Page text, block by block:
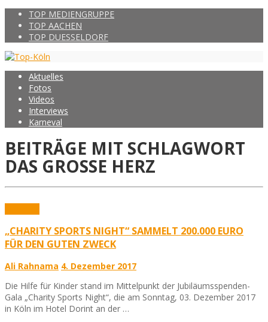
TOP MEDIENGRUPPE
TOP AACHEN
TOP DUESSELDORF
Aktuelles
Fotos
Videos
Interviews
Karneval
BEITRÄGE MIT SCHLAGWORT
DAS GROSSE HERZ
„CHARITY SPORTS NIGHT“ SAMMELT 200.000 EURO
FÜR DEN GUTEN ZWECK
Ali Rahnama 4. Dezember 2017
Die Hilfe für Kinder stand im Mittelpunkt der Jubiläumsspenden-
Gala „Charity Sports Night“, die am Sonntag, 03. Dezember 2017
in Köln im Hotel Dorint an der …